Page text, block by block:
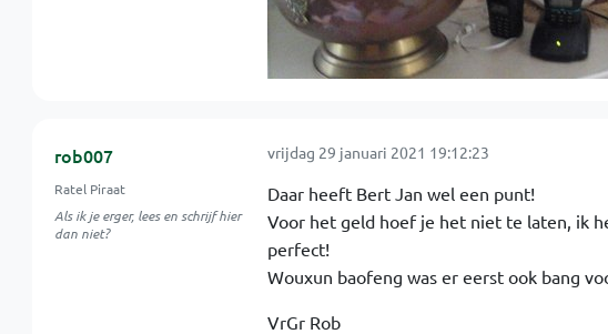
rob007
Ratel Piraat
Als ik je erger, lees en schrijf hier
dan niet?
vrijdag 29 januari 2021 19:12:23
Daar heeft Bert Jan wel een punt!
Voor het geld hoef je het niet te laten, ik
perfect!
Wouxun baofeng was er eerst ook bang
VrGr Rob